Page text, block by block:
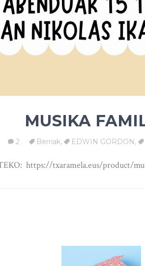
MUSIKA
2 Berriak, EDWIN GORDON,
https://txaramela.eus/product/